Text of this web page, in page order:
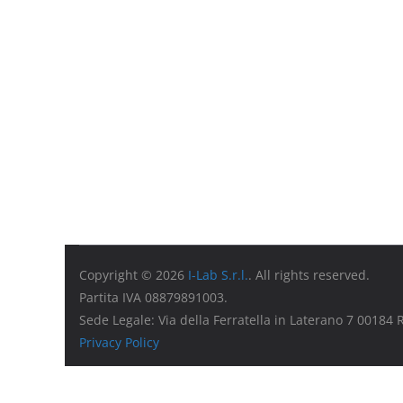
Copyright © 2026 I-Lab S.r.l.. All rights reserved.
Partita IVA 08879891003.
Sede Legale: Via della Ferratella in Laterano 7 00184
Privacy Policy